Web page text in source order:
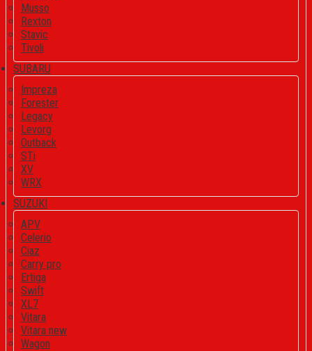
Musso
Rexton
Stavic
Tivoli
SUBARU
Impreza
Forester
Legacy
Levorg
Outback
STi
XV
WRX
SUZUKI
APV
Celerio
Ciaz
Carry pro
Ertiga
Swift
XL7
Vitara
Vitara new
Wagon